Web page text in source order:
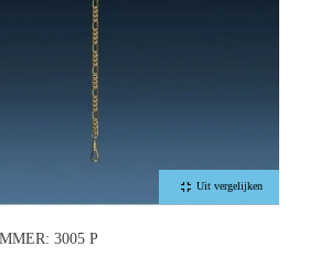
Uit vergelijken
3005 P